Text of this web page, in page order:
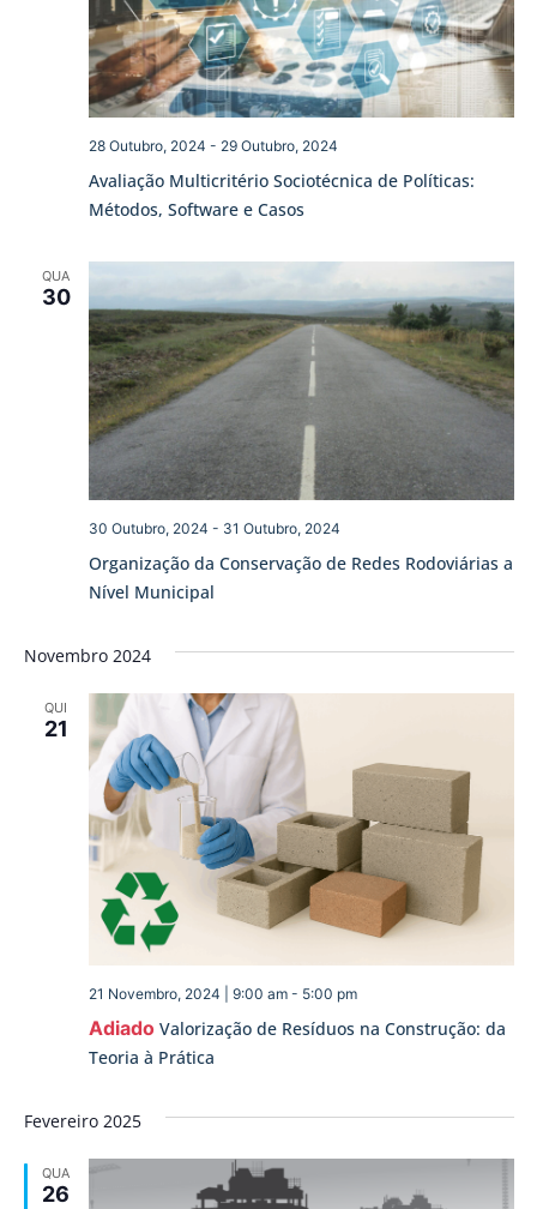
Avaliação Multicritério Sociotécnica de Políticas:
Métodos, Software e Casos
28 Outubro, 2024 - 29 Outubro, 2024
QUA
30
Organização da Conservação de Redes Rodoviárias a
Nível Municipal
30 Outubro, 2024 - 31 Outubro, 2024
Novembro 2024
QUI
21
Adiado Valorização de Resíduos na Construção: da
Teoria à Prática
21 Novembro, 2024 | 9:00 am- 5:00 pm
Fevereiro 2025
QUA
26